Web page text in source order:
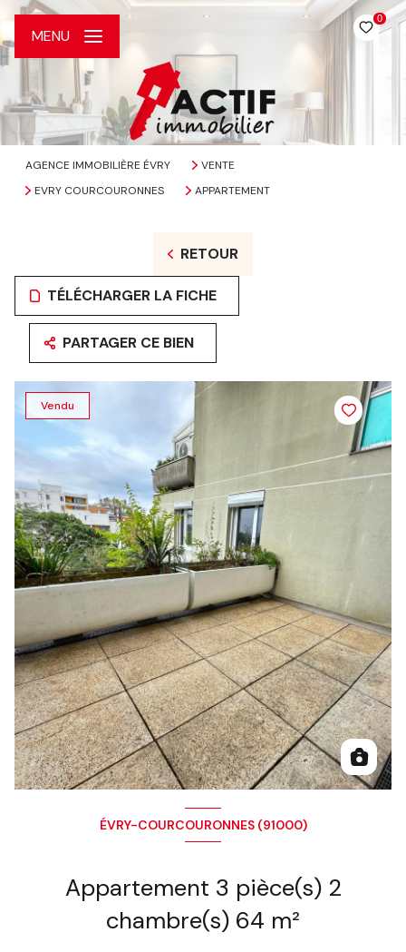
0
MENU
AGENCE IMMOBILIÈRE ÉVRY
VENTE
EVRY COURCOURONNES
APPARTEMENT
RETOUR
TÉLÉCHARGER LA FICHE
PARTAGER CE BIEN
Vendu
ÉVRY-COURCOURONNES (91000)
Appartement 3 pièce(s) 2
chambre(s) 64 m²